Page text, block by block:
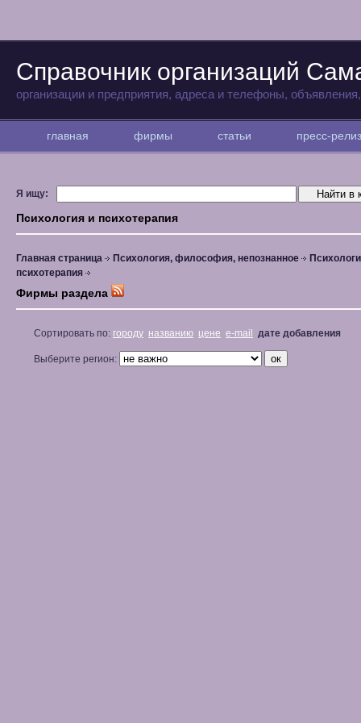
Справочник организаций
организации и предприятия, адреса и телефоны,
главная фирмы статьи пресс-
Я ищу:
Психология и психотерапия
Главная страница Психология, философия, непознанное
психотерапия
Фирмы раздела
Сортировать по: городу названию цене e-mail дате добавления
Выберите регион: